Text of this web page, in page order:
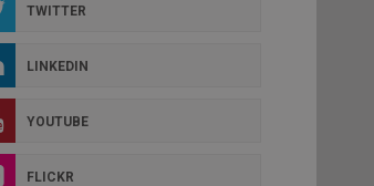
TWITTER
LINKEDIN
YOUTUBE
FLICKR